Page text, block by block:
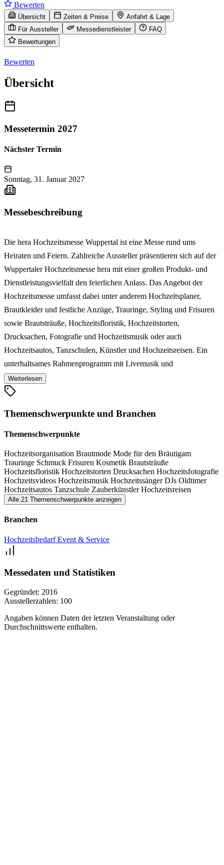
Bewerten
Übersicht Zeiten & Preise
Anfahrt & Lage
Für Aussteller
Messedienstleister
FAQ
Bewertungen
Bewerten
Übersicht
Messetermin 2027
Nächster Termin
Sonntag, 31. Januar 2027
Messebeschreibung
Die hera Hochzeitsmesse Wuppertal ist eine Messe rund ums
Heiraten und Feiern. Zahlreiche Aussteller präsentieren sich auf der
Wuppertaler Hochzeitsmesse hera mit einer großen Produkt- und
Dienstleistungsvielfalt den feierlichen Anlass. Das Angebot der
Hochzeitsmesse umfasst dabei unter anderem Hochzeitsplaner,
Brautkleider und festliche Anzüge, Trauringe, Styling und Frisuren
sowie Brautsträuße, Hochzeitsfloristik, Hochzeitstorten,
Drucksachen, Fotografie und Hochzeitsmusik oder auch
Hochzeitsautos, Tanzschulen, Künstler und Hochzeitsreisen. Ein
unterhaltsames Rahmenprogramm mit Livemusik und
Modenschauen, die neuste Trends und traumhaft schöne Mode
zeigen, rundet das reichhaltige Angebot der Hochzeitsmesse hera
Weiterlesen
Themenschwerpunkte und Branchen
Themenschwerpunkte
Hochzeitsorganisation Brautmode Mode für den Bräutigam
Trauringe Schmuck Frisuren Kosmetik Brautsträuße
Hochzeitsfloristik Hochzeitstorten Drucksachen Hochzeitsfotografie
Hochzeitsvideos Hochzeitsmusik HochzeitssängerDJs Oldtimer
Hochzeitsautos Tanzschule ZauberkünstlerHochzeitsreisen
Alle 21 Themenschwerpunkte anzeigen
Branchen
HochzeitsbedarfEvent & Service
Messedaten und Statistiken
Gegründet: 2016
Ausstellerzahlen: 100
Angaben können Daten der letzten Veranstaltung oder
Durchschnittswerte enthalten.